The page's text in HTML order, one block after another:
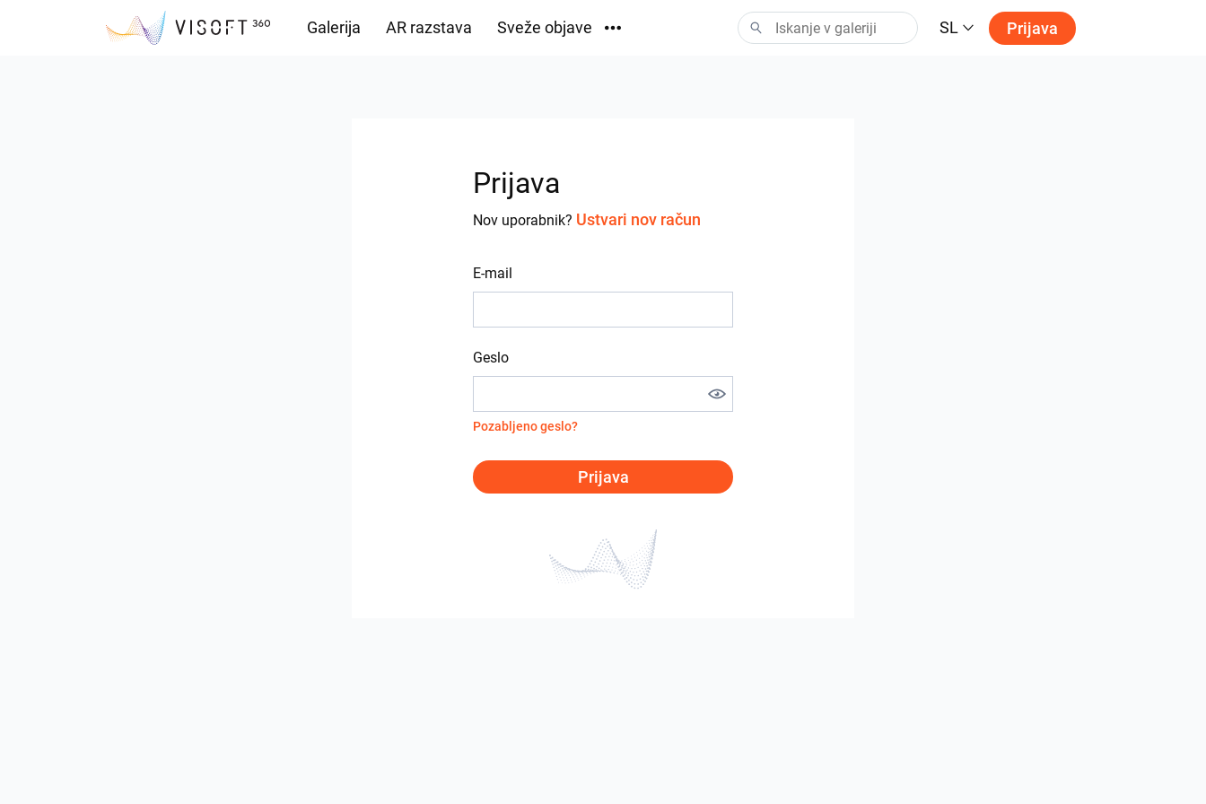
Galerija AR razstava Sveže objave SL Prijava
Prijava
Nov uporabnik? Ustvari nov račun
E-mail
Geslo
Pozabljeno geslo?
Prijava